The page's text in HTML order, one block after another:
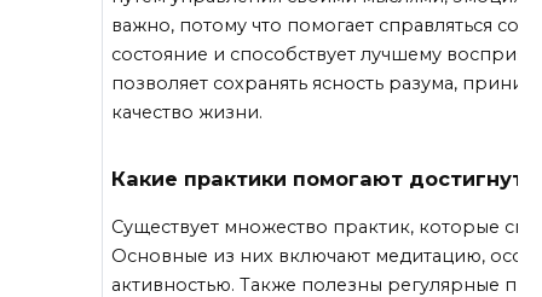
важно, потому что помогает справляться
состояние и способствует лучшему
позволяет сохранять ясность разума,
качество жизни.
Какие практики помогают
Существует множество практик, которые
Основные из них включают медитацию,
активностью. Также полезны регулярные